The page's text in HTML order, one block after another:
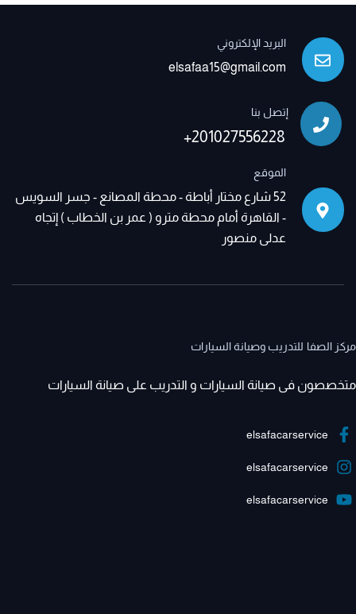
البريد الإلكتروني
elsafaa15@gmail.com
إتصل بنا
+201027556228
الموقع
52 شارع مختار أباطة - محطة المصانع - جسر السويس
- القاهرة أمام محطة مترو ( عمر بن الخطاب ) إتجاه
عدلى منصور
مركز الصفا للتدريب وصيانة السيارات
متخصصون فى صيانة السيارات و التدريب على صيانة السيارات
elsafacarservice
elsafacarservice
elsafacarservice